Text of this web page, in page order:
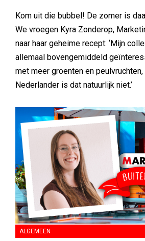
Kom uit die bubbel! De zomer is
We vroegen Kyra Zonderop,
naar haar geheime recept: ‘Mijn
allemaal bovengemiddeld
met meer groenten en
Nederlander is dat natuurlijk niet.’
ALGEMEEN